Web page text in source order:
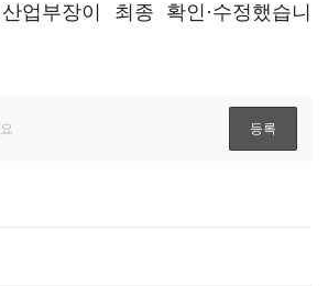
업부장이 최종 확인·수정했습니